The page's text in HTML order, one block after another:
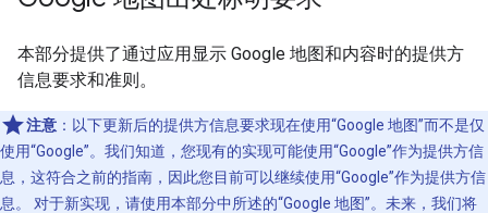
本部分提供了通过应用显示 Google 地图和内容时的提供方
信息要求和准则。
注意 ：以下更新后的提供方信息要求现在使用“Google 地图”而不是仅
使用“Google”。我们知道，您现有的实现可能使用“Google”作为提供方信
息，这符合之前的指南，因此您目前可以继续使用“Google”作为提供方信
息。 对于新实现，请使用本部分中所述的“Google 地图”。未来，我们将